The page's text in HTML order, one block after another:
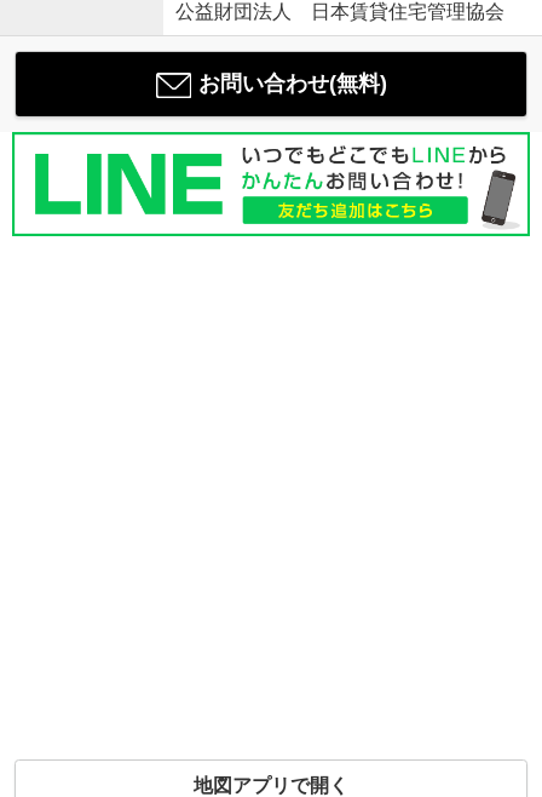
公益財団法人 日本賃貸住宅管理協会
お問い合わせ(無料)
地図アプリで開く